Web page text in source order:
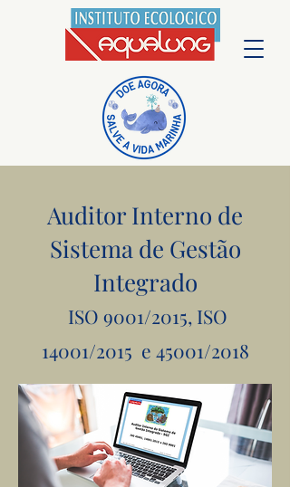
Auditor Interno de
Sistema de Gestão
Integrado
ISO 9001/2015, ISO
14001/2015 e 45001/2018